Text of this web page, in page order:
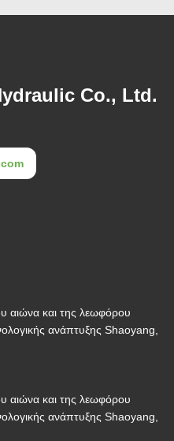
Co., Ltd.
αιώνα και της λεωφόρου
ανάπτυξης Shaoyang,
αιώνα και της λεωφόρου
ανάπτυξης Shaoyang,